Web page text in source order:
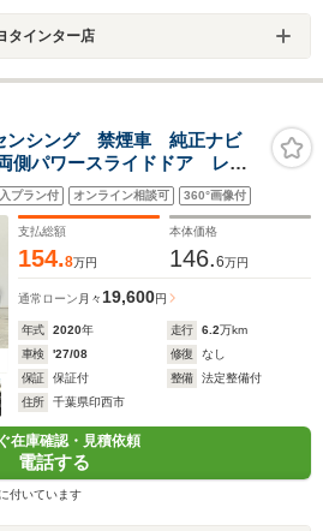
タインター店
ンシング 禁煙車 純正ナビ
側パワースライドドア レー
シートヒーター ビルトイ
ックカメラ フルセグ
プラン付 オンライン相談可 360°画像付
支払総額
154.8万円
本体価格
146.6万円
通常ローン 月々 19,600円
年式 2020年 走行 6.2万km
車検
'27/08 修復
なし
保証
保証付 整備
法定整備付
住所
千葉県印西市
在庫確認・見積依頼
電話する
付いています